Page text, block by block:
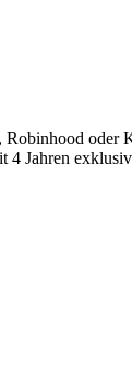
Robinhood oder
4 Jahren